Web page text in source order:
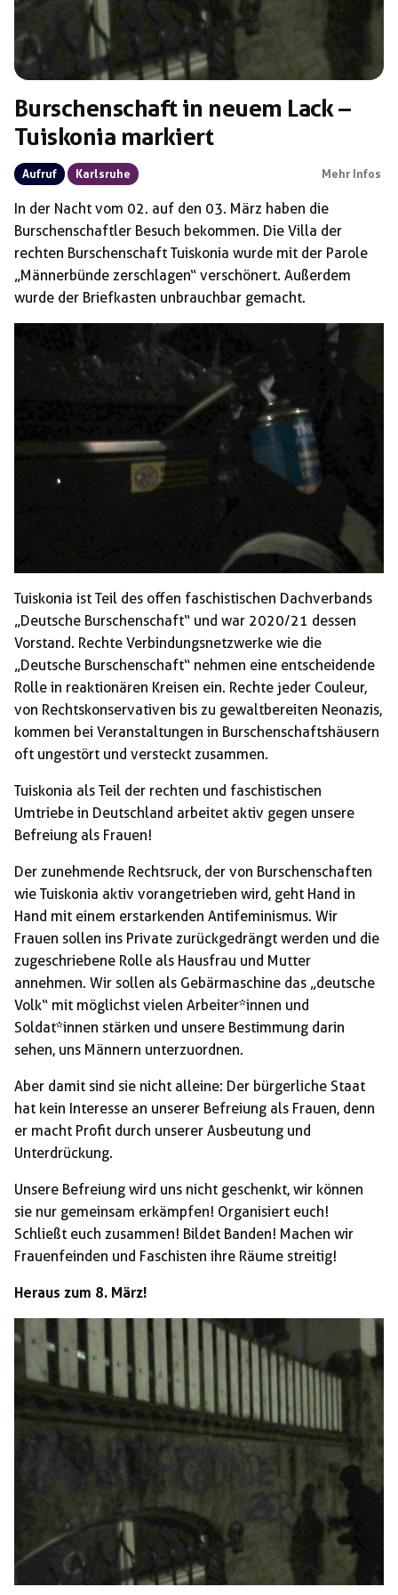
Burschenschaft in neuem Lack –
Tuiskonia markiert
Aufruf Karlsruhe Mehr Infos
In der Nacht vom 02. auf den 03. März haben die
Burschenschaftler Besuch bekommen. Die Villa der
rechten Burschenschaft Tuiskonia wurde mit der Parole
„Männerbünde zerschlagen“ verschönert. Außerdem
wurde der Briefkasten unbrauchbar gemacht.
Tuiskonia ist Teil des offen faschistischen Dachverbands
„Deutsche Burschenschaft“ und war 2020/21 dessen
Vorstand. Rechte Verbindungsnetzwerke wie die
„Deutsche Burschenschaft“ nehmen eine entscheidende
Rolle in reaktionären Kreisen ein. Rechte jeder Couleur,
von Rechtskonservativen bis zu gewaltbereiten Neonazis,
kommen bei Veranstaltungen in Burschenschaftshäusern
oft ungestört und versteckt zusammen.
Tuiskonia als Teil der rechten und faschistischen
Umtriebe in Deutschland arbeitet aktiv gegen unsere
Befreiung als Frauen!
Der zunehmende Rechtsruck, der von Burschenschaften
wie Tuiskonia aktiv vorangetrieben wird, geht Hand in
Hand mit einem erstarkenden Antifeminismus. Wir
Frauen sollen ins Private zurückgedrängt werden und die
zugeschriebene Rolle als Hausfrau und Mutter
annehmen. Wir sollen als Gebärmaschine das „deutsche
Volk“ mit möglichst vielen Arbeiter*innen und
Soldat*innen stärken und unsere Bestimmung darin
sehen, uns Männern unterzuordnen.
Aber damit sind sie nicht alleine: Der bürgerliche Staat
hat kein Interesse an unserer Befreiung als Frauen, denn
er macht Profit durch unserer Ausbeutung und
Unterdrückung.
Unsere Befreiung wird uns nicht geschenkt, wir können
sie nur gemeinsam erkämpfen! Organisiert euch!
Schließt euch zusammen! Bildet Banden! Machen wir
Frauenfeinden und Faschisten ihre Räume streitig!
Heraus zum 8. März!